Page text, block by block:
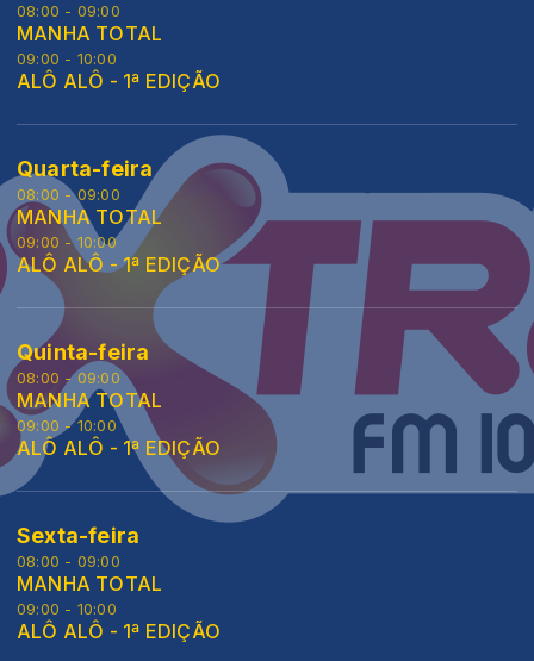
08:00 - 09:00
MANHA TOTAL
09:00 - 10:00
ALÔ ALÔ - 1ª EDIÇÃO
Quarta-feira
08:00 - 09:00
MANHA TOTAL
09:00 - 10:00
ALÔ ALÔ - 1ª EDIÇÃO
Quinta-feira
08:00 - 09:00
MANHA TOTAL
09:00 - 10:00
ALÔ ALÔ - 1ª EDIÇÃO
Sexta-feira
08:00 - 09:00
MANHA TOTAL
09:00 - 10:00
ALÔ ALÔ - 1ª EDIÇÃO